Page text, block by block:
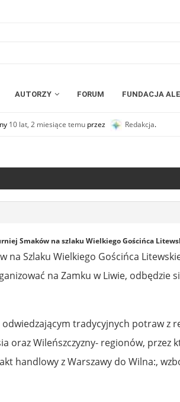
AUTORZY FORUM FUNDACJA
10 lat, 2 miesiące temu przez Redakcja.
Smaków na szlaku Wielkiego Gościńca
na Szlaku Wielkiego Gościńca
na Zamku w Liwie, odbędzie
tradycyjnych potraw z
oraz Wileńszczyzny- regionów, przez
handlowy z Warszawy do Wilna:,